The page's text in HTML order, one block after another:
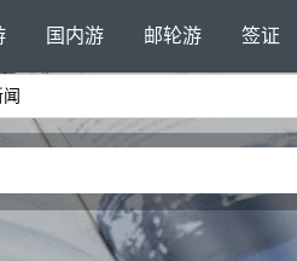
国内游 邮轮游 签证